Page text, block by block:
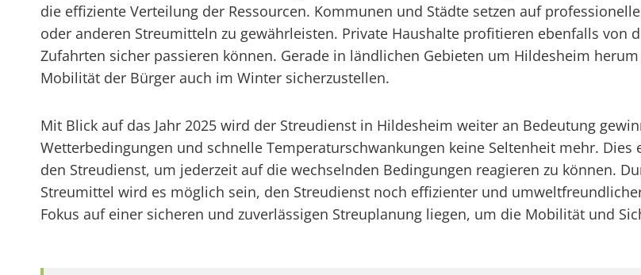
die effiziente Verteilung der Ressourcen. Kommunen und Städte setzen auf
oder anderen Streumitteln zu gewährleisten. Private Haushalte profitieren ebenfalls von
Zufahrten sicher passieren können. Gerade in ländlichen Gebieten um Hildesheim
Mobilität der Bürger auch im Winter sicherzustellen.
Mit Blick auf das Jahr 2025 wird der Streudienst in Hildesheim weiter an Bedeutung
Wetterbedingungen und schnelle Temperaturschwankungen keine Seltenheit mehr.
den Streudienst, um jederzeit auf die wechselnden Bedingungen reagieren zu können.
Streumittel wird es möglich sein, den Streudienst noch effizienter und
Fokus auf einer sicheren und zuverlässigen Streuplanung liegen, um die Mobilität und